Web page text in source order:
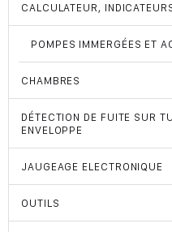
CALCULATEUR,
POMPES IMMERGÉES ET
CHAMBRES
DÉTECTION DE FUITE SUR
ENVELOPPE
JAUGEAGE ELECTRONIQUE
OUTILS